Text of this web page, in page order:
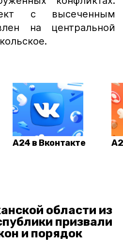
с высеченным
на центральной
А24 в Вконтакте
области из
призвали
и порядок